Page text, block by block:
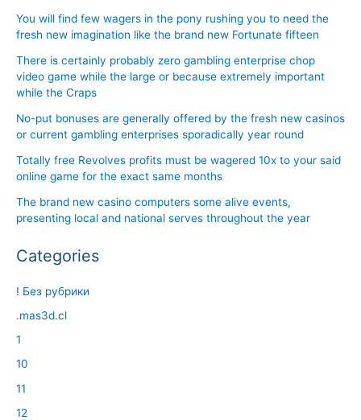
You will find few wagers in the pony rushing you to need the
fresh new imagination like the brand new Fortunate fifteen
There is certainly probably zero gambling enterprise chop
video game while the large or because extremely important
while the Craps
No-put bonuses are generally offered by the fresh new casinos
or current gambling enterprises sporadically year round
Totally free Revolves profits must be wagered 10x to your said
online game for the exact same months
The brand new casino computers some alive events,
presenting local and national serves throughout the year
Categories
! Без рубрики
.mas3d.cl
1
10
11
12